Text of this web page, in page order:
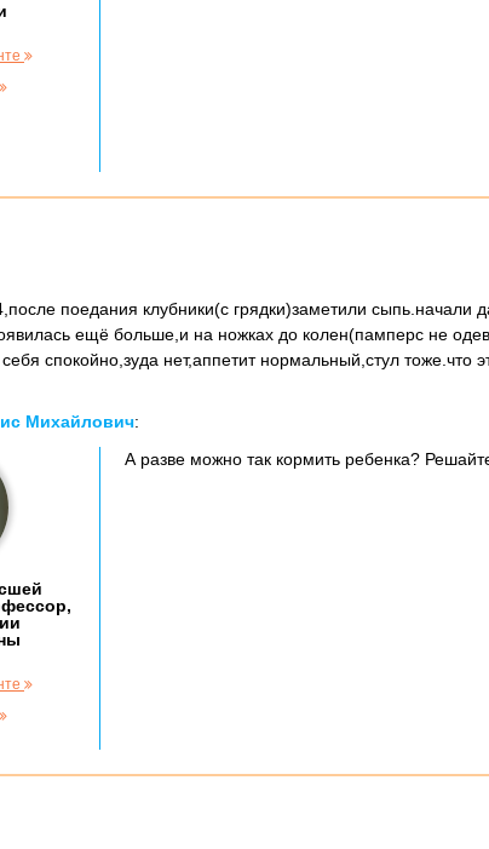
поедания клубники(с грядки)заметили
ещё больше,и на ножках до колен(памперс не
спокойно,зуда нет,аппетит нормальный,стул
Михайлович:
А разве можно так кормить ребенка?